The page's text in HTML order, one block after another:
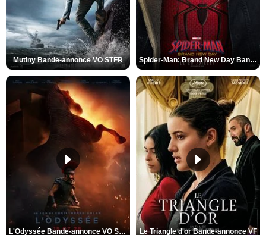
Mutiny Bande-annonce VO STFR Spider-Man: Brand New Day Bande-annonce VO STFR
L'Odyssée Bande-annonce VO STFR Le Triangle d'or Bande-annonce VF